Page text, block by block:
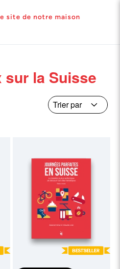
site de notre maison
la Suisse